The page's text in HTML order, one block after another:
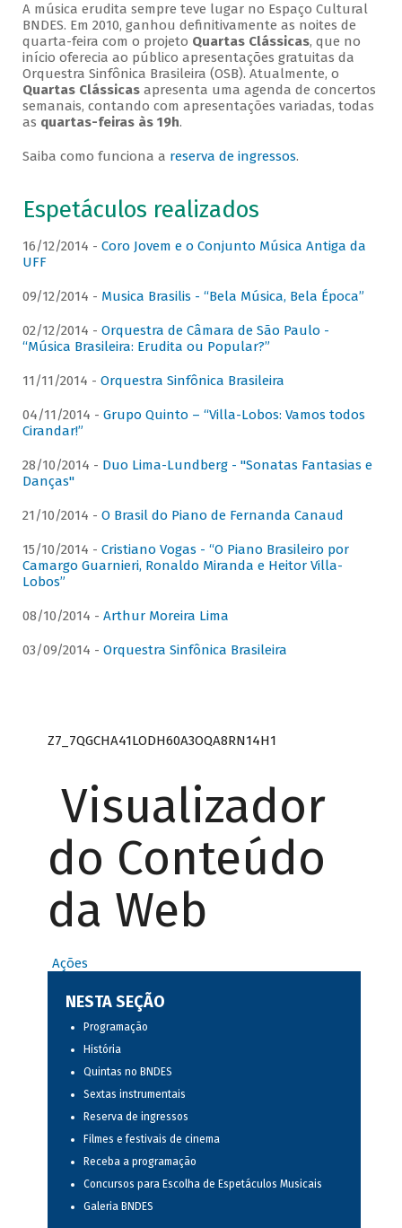
A música erudita sempre teve lugar no Espaço Cultural
BNDES. Em 2010, ganhou definitivamente as noites de
quarta-feira com o projeto Quartas Clássicas, que no
início oferecia ao público apresentações gratuitas da
Orquestra Sinfônica Brasileira (OSB). Atualmente, o
Quartas Clássicasapresenta uma agenda de concertos
semanais, contando com apresentações variadas, todas
as quartas-feiras às 19h.
Saiba como funciona a reserva de ingressos.
Espetáculos realizados
16/12/2014 - Coro Jovem e o Conjunto Música Antiga da
UFF
09/12/2014 - Musica Brasilis - “Bela Música, Bela Época”
02/12/2014 - Orquestra de Câmara de São Paulo -
“Música Brasileira: Erudita ou Popular?”
11/11/2014 - Orquestra Sinfônica Brasileira
04/11/2014 - Grupo Quinto – “Villa-Lobos: Vamos todos
Cirandar!”
28/10/2014 - Duo Lima-Lundberg - "Sonatas Fantasias e
Danças"
21/10/2014 - O Brasil do Piano de Fernanda Canaud
15/10/2014 - Cristiano Vogas - “O Piano Brasileiro por
Camargo Guarnieri, Ronaldo Miranda e Heitor Villa-
Lobos”
08/10/2014 - Arthur Moreira Lima
03/09/2014 - Orquestra Sinfônica Brasileira
Z7_7QGCHA41LODH60A3OQA8RN14H1
Visualizador
do Conteúdo
da Web
Ações
NESTA SEÇÃO
Programação
História
Quintas no BNDES
Sextas instrumentais
Reserva de ingressos
Filmes e festivais de cinema
Receba a programação
Concursos para Escolha de Espetáculos Musicais
Galeria BNDES